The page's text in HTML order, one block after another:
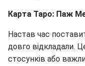
Карта Таро: Паж
Настав час
довго відкладали.
стосунків або